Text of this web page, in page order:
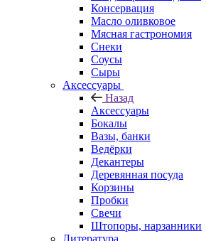
Консервация
Масло оливковое
Мясная гастрономия
Снеки
Соусы
Сыры
Аксессуары
Назад
Аксессуары
Бокалы
Вазы, банки
Ведёрки
Декантеры
Деревянная посуда
Корзины
Пробки
Свечи
Штопоры, нарзанники
Литература